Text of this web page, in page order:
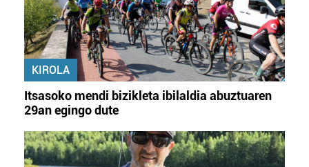
KIROLA
Itsasoko mendi bizikleta ibilaldia abuztuaren
29an egingo dute